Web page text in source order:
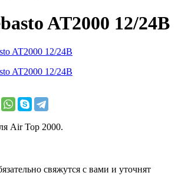
AT2000 12/24В
Air Top 2000.
свяжутся с вами и уточнят